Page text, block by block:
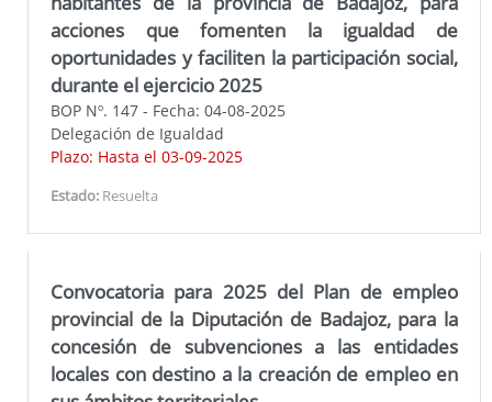
acciones que fomenten la igualdad de
oportunidades y faciliten la participación social,
durante el ejercicio 2025
BOP Nº. 147 - Fecha: 04-08-2025
Delegación de Igualdad
Plazo: Hasta el 03-09-2025
Estado: Resuelta
Convocatoria para 2025 del Plan de empleo
provincial de la Diputación de Badajoz, para la
concesión de subvenciones a las entidades
locales con destino a la creación de empleo en